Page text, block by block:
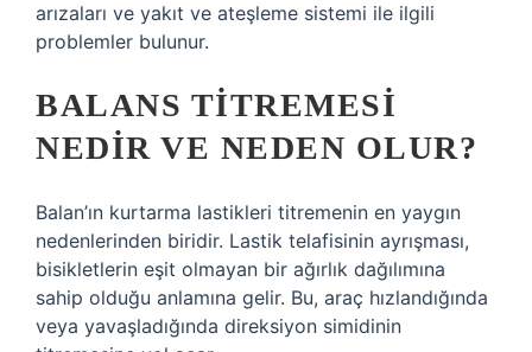
arızaları ve yakıt ve ateşleme sistemi ile ilgili
problemler bulunur.
BALANS TITREMESI
NEDIR VE NEDEN OLUR?
Balan’ın kurtarma lastikleri titremenin en yaygın
nedenlerinden biridir. Lastik telafisinin ayrışması,
bisikletlerin eşit olmayan bir ağırlık dağılımına
sahip olduğu anlamına gelir. Bu, araç hızlandığında
veya yavaşladığında direksiyon simidinin